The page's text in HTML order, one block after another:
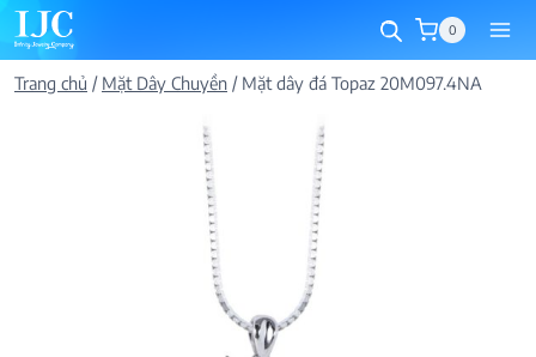
Skip
to
content
0
Trang chủ / Mặt Dây Chuyền / Mặt dây đá Topaz 20M097.4NA